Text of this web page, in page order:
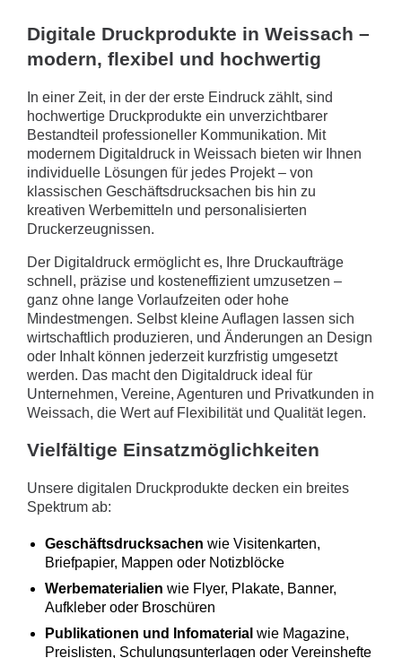
Digitale Druckprodukte in Weissach –
modern, flexibel und hochwertig
In einer Zeit, in der der erste Eindruck zählt, sind
hochwertige Druckprodukte ein unverzichtbarer
Bestandteil professioneller Kommunikation. Mit
modernem Digitaldruck in Weissach bieten wir Ihnen
individuelle Lösungen für jedes Projekt – von
klassischen Geschäftsdrucksachen bis hin zu
kreativen Werbemitteln und personalisierten
Druckerzeugnissen.
Der Digitaldruck ermöglicht es, Ihre Druckaufträge
schnell, präzise und kosteneffizient umzusetzen –
ganz ohne lange Vorlaufzeiten oder hohe
Mindestmengen. Selbst kleine Auflagen lassen sich
wirtschaftlich produzieren, und Änderungen an Design
oder Inhalt können jederzeit kurzfristig umgesetzt
werden. Das macht den Digitaldruck ideal für
Unternehmen, Vereine, Agenturen und Privatkunden in
Weissach, die Wert auf Flexibilität und Qualität legen.
Vielfältige Einsatzmöglichkeiten
Unsere digitalen Druckprodukte decken ein breites
Spektrum ab:
Geschäftsdrucksachen wie Visitenkarten,
Briefpapier, Mappen oder Notizblöcke
Werbematerialien wie Flyer, Plakate, Banner,
Aufkleber oder Broschüren
Publikationen und Infomaterial wie Magazine,
Preislisten, Schulungsunterlagen oder Vereinshefte